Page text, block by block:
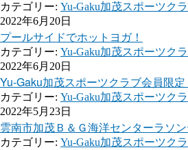
カテゴリー: Yu-Gaku加茂スポーツク
2022年6月20日
プールサイドでホットヨガ！
カテゴリー: Yu-Gaku加茂スポーツク
2022年6月20日
Yu-Gaku加茂スポーツクラブ会員限
カテゴリー: Yu-Gaku加茂スポーツク
2022年5月23日
雲南市加茂Ｂ＆Ｇ海洋センターラソ
カテゴリー: Yu-Gaku加茂スポーツク